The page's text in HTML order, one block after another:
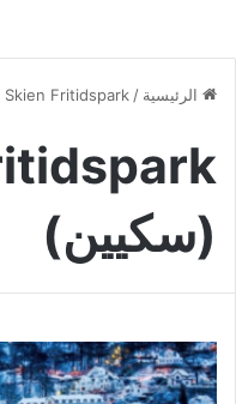
الرئيسية / Skien Fritidspark (سكيين)
(سكيين)